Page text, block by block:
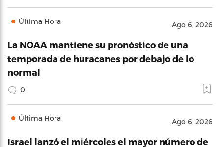
Última Hora Ago 6, 2026
La NOAA mantiene su pronóstico de una
temporada de huracanes por debajo de lo
normal
0
Última Hora Ago 6, 2026
Israel lanzó el miércoles el mayor número de